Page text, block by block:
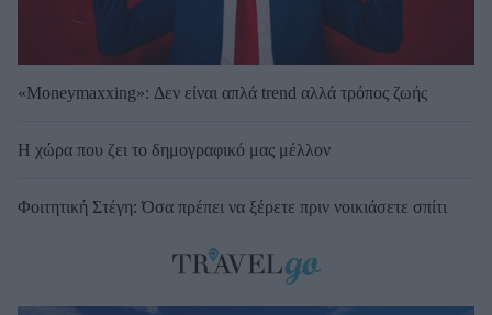
«Moneymaxxing»: Δεν είναι απλά trend αλλά τρόπος ζωής
Η χώρα που ζει το δημογραφικό μας μέλλον
Φοιτητική Στέγη: Όσα πρέπει να ξέρετε πριν νοικιάσετε σπίτι